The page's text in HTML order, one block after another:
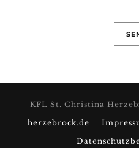
KFL St. Christina
herzebrock.de